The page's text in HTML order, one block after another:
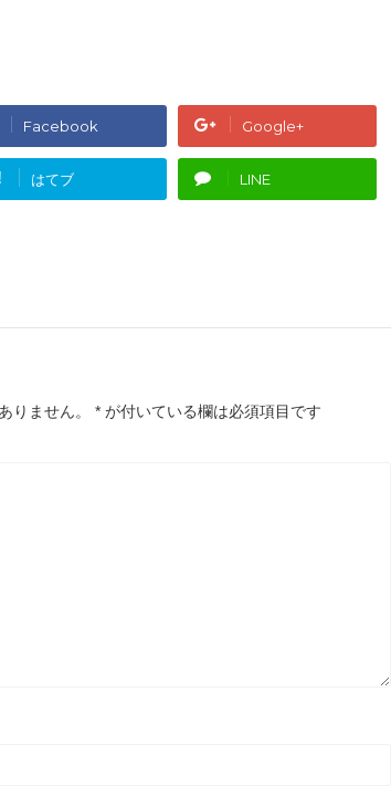
Facebook Google+
はてブ LINE
りません。 * が付いている欄は必須項目です